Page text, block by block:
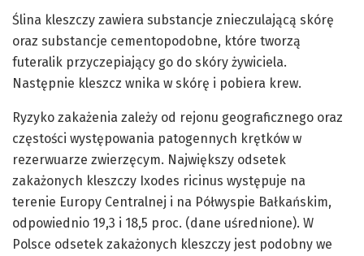
Ślina kleszczy zawiera substancje znieczulającą skórę
oraz substancje cementopodobne, które tworzą
futeralik przyczepiający go do skóry żywiciela.
Następnie kleszcz wnika w skórę i pobiera krew.
Ryzyko zakażenia zależy od rejonu geograficznego oraz
częstości występowania patogennych krętków w
rezerwuarze zwierzęcym. Największy odsetek
zakażonych kleszczy Ixodes ricinus występuje na
terenie Europy Centralnej i na Półwyspie Bałkańskim,
odpowiednio 19,3 i 18,5 proc. (dane uśrednione). W
Polsce odsetek zakażonych kleszczy jest podobny we